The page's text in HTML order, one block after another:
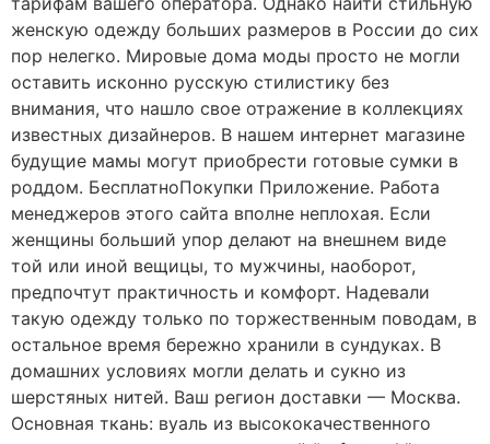
женскую одежду больших размеров в России до сих
пор нелегко. Мировые дома моды просто не могли
оставить исконно русскую стилистику без
внимания, что нашло свое отражение в коллекциях
известных дизайнеров. В нашем интернет магазине
будущие мамы могут приобрести готовые сумки в
роддом. БесплатноПокупки Приложение. Работа
менеджеров этого сайта вполне неплохая. Если
женщины больший упор делают на внешнем виде
той или иной вещицы, то мужчины, наоборот,
предпочтут практичность и комфорт. Надевали
такую одежду только по торжественным поводам, в
остальное время бережно хранили в сундуках. В
домашних условиях могли делать и сукно из
шерстяных нитей. Ваш регион доставки — Москва.
Основная ткань: вуаль из высококачественного